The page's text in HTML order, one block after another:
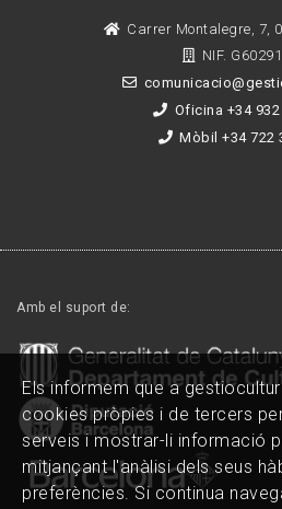
Carrer Montalegre, 7,
NIF.
Oficina +34
Mòbil +34 722
Amb el suport de:
Els informem que a
cookies pròpies i de tercers
serveis i mostrar-li informació
mitjançant l'anàlisi dels seus
preferències. Si continua